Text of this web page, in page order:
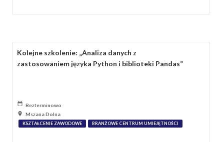
Kolejne szkolenie: „Analiza danych z
zastosowaniem języka Python i biblioteki Pandas”
Bezterminowo
Mszana Dolna
KSZTAŁCENIE ZAWODOWE BRANŻOWE CENTRUM UMIEJĘTNOŚCI